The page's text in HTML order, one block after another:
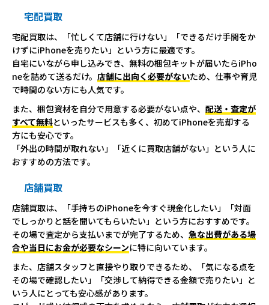
宅配買取
宅配買取は、「忙しくて店舗に行けない」「できるだけ手間をか
けずにiPhoneを売りたい」という方に最適です。
自宅にいながら申し込みでき、無料の梱包キットが届いたらiPho
neを詰めて送るだけ。 店舗に出向く必要がないため、仕事や育児
で時間のない方にも人気です。
また、梱包資材を自分で用意する必要がない点や、 配送・査定が
すべて無料といったサービスも多く、初めてiPhoneを売却する
方にも安心です。
「外出の時間が取れない」「近くに買取店舗がない」という人に
おすすめの方法です。
店舗買取
店舗買取は、「手持ちのiPhoneを今すぐ現金化したい」「対面
でしっかりと話を聞いてもらいたい」という方におすすめです。
その場で査定から支払いまでが完了するため、 急な出費がある場
合や当日にお金が必要なシーンに特に向いています。
また、店舗スタッフと直接やり取りできるため、「気になる点を
その場で確認したい」「交渉して納得できる金額で売りたい」と
いう人にとっても安心感があります。